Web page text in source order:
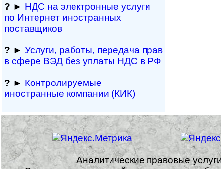
? ► НДС на электронные услуги
по Интернет иностранных
поставщиков
? ► Услуги, работы, пе­ре­да­ча прав
в сфере ВЭД без уплаты НДС в РФ
? ► Контролируемые
иностранные компании (КИК)
Аналитические правовые